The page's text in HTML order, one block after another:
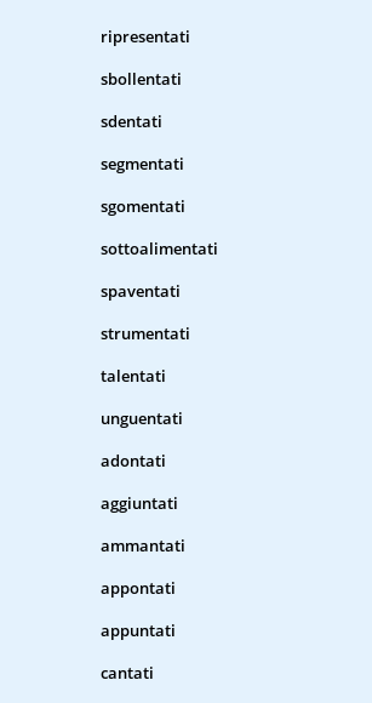
ripresentati
sbollentati
sdentati
segmentati
sgomentati
sottoalimentati
spaventati
strumentati
talentati
unguentati
adontati
aggiuntati
ammantati
appontati
appuntati
cantati